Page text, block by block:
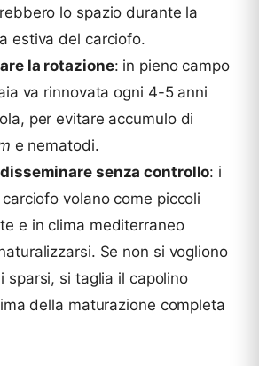
lo spazio durante la
estiva del carciofo.
la rotazione: in pieno campo
va rinnovata ogni 4-5 anni
per evitare accumulo di
e nematodi.
senza controllo: i
volano come piccoli
e in clima mediterraneo
Se non si vogliono
sparsi, si taglia il capolino
della maturazione completa